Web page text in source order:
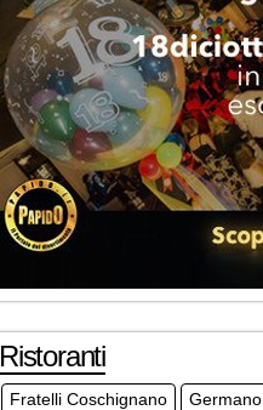
Ristoranti
Fratelli Coschignano
Germano